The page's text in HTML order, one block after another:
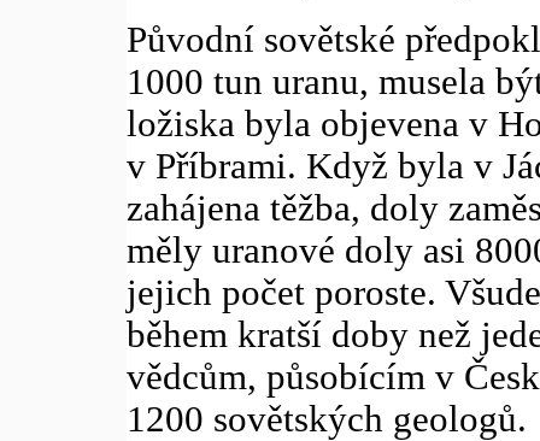
Původní sovětské
1000 tun uranu, musela
ložiska byla objevena v
v Příbrami. Když byla v
zahájena těžba, doly
měly uranové doly asi
jejich počet poroste.
během kratší doby než
vědcům, působícím v
1200 sovětských geologů.